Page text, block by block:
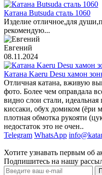
Катана Butsuda сталь 1060
Изделие отличное,для
рекомендую...
Евгений
08.11.2024
Катана Kaeru Desu хамон
Отличная катана, вживую
фото. Более чем оправдала
видно слои стали,
киссаки, обух домиком (ёри
плотная обмотка рукояти
недостаток это не очен..
Telegram WhatsApp
Хотите узнавать первым об
Подпишитесь на нашу